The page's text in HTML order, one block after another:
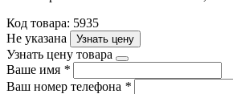
Код товара: 5935
Не указана
Узнать цену
Узнать цену товара
Ваше имя *
Ваш номер телефона *